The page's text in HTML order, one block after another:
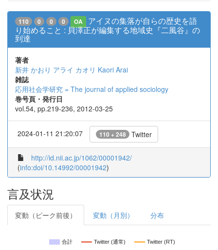
110 0 0 0 OA
アイヌの集落が自らの歴史を語
り始めること : 貝澤正が編集する地域史『二風谷』の
到達
著者
新井 かおり アライ カオリ Kaori Arai
雑誌
応用社会学研究 = The journal of applied sociology
巻号頁・発行日
vol.54, pp.219-236, 2012-03-25
2024-01-11 21:20:07 110 + 248 Twitter
http://id.nii.ac.jp/1062/00001942/
(info:doi/10.14992/00001942)
言及状況
変動（ピーク前後） 変動（月別） 分布
合計 Twitter (通常) Twitter (RT)